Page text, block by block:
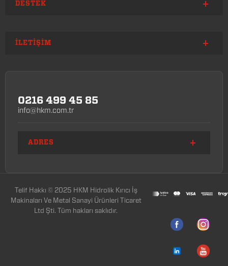
DESTEK
İLETIŞIM
0216 499 45 85
info@hkm.com.tr
ADRES
Telif Hakkı © 2025 HKM Hidrolik Kırıcı İş
Makinaları Ve Metal Sanayi Ürünleri Ticaret
Ltd Şti. Tüm hakları saklıdır.